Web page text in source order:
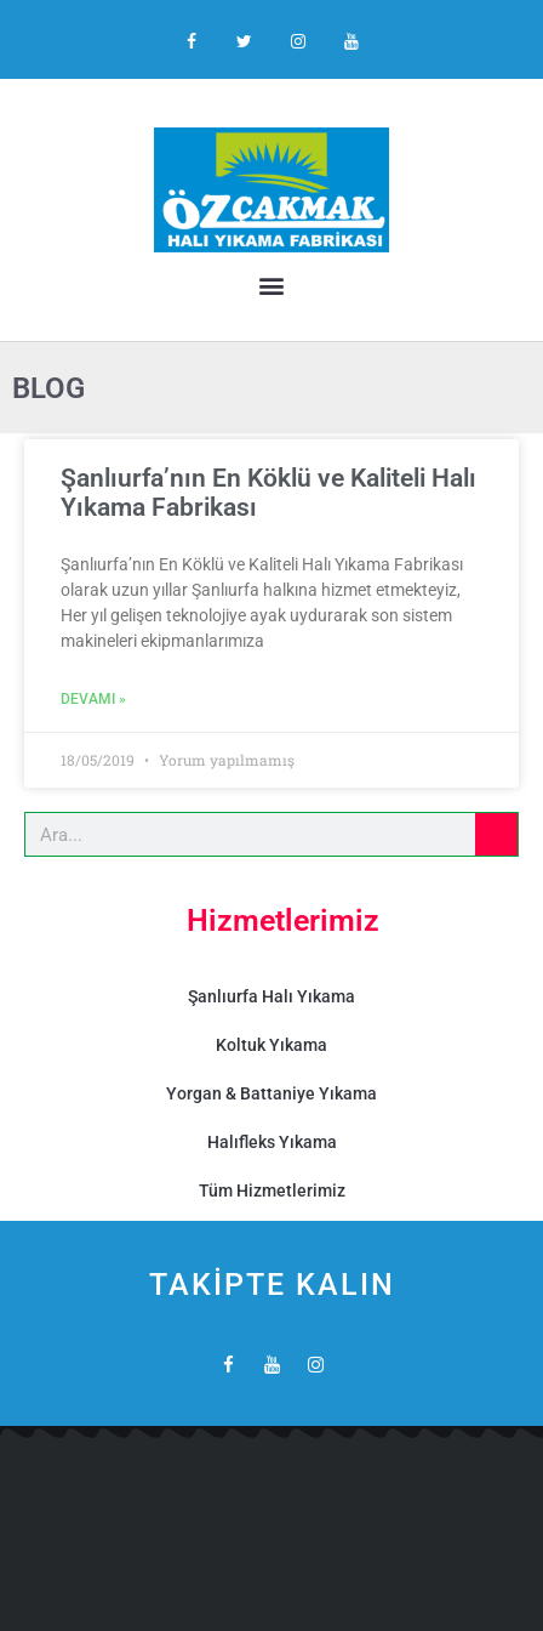
BLOG
Şanlıurfa’nın En Köklü ve Kaliteli Halı
Yıkama Fabrikası
Şanlıurfa’nın En Köklü ve Kaliteli Halı Yıkama Fabrikası
olarak uzun yıllar Şanlıurfa halkına hizmet etmekteyiz,
Her yıl gelişen teknolojiye ayak uydurarak son sistem
makineleri ekipmanlarımıza
DEVAMI »
18/05/2019 Yorum yapılmamış
Hizmetlerimiz
Şanlıurfa Halı Yıkama
Koltuk Yıkama
Yorgan & Battaniye Yıkama
Halıfleks Yıkama
Tüm Hizmetlerimiz
TAKİPTE KALIN